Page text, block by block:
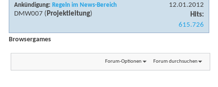
Ankündigung: Regeln im News-Bereich
DMW007 (Projektleitung)
12.01.2012
Hits:
615.726
Browsergames
Forum-Optionen Forum durchsuchen